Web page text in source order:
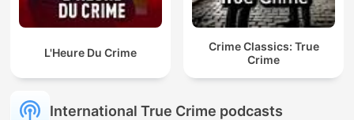
L'Heure Du Crime
Crime Classics: True
Crime
International True Crime podcasts